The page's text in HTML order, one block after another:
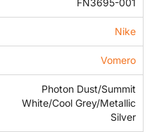
Nike
Vomero
Photon Dust/Summit
White/Cool Grey/Metallic
Silver